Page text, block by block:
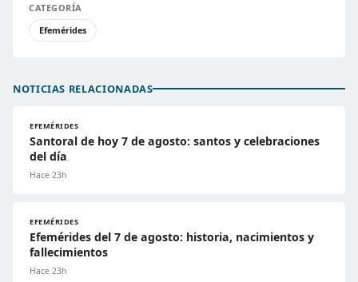
CATEGORÍA
Efemérides
NOTICIAS RELACIONADAS
EFEMÉRIDES
Santoral de hoy 7 de agosto: santos y celebraciones
del día
Hace 23h
EFEMÉRIDES
Efemérides del 7 de agosto: historia, nacimientos y
fallecimientos
Hace 23h